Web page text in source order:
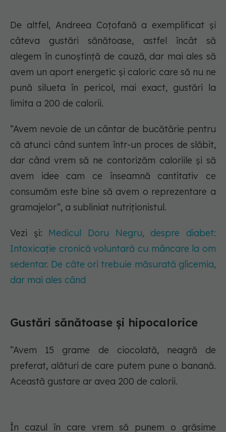
De altfel, Andreea Coțofană a exemplificat și
câteva gustări sănătoase, astfel încât să
alegem în cunoștință de cauză, dar mai ales să
avem un aport energetic și caloric care să nu ne
pună silueta în pericol, mai exact, gustări la
limita a 200 de calorii.
”Avem nevoie de un cântar de bucătărie pentru
că atunci când suntem într-un proces de slăbit,
dar când vrem să ne contorizăm caloriile și să
avem idee cam ce înseamnă cantitativ ce
consumăm este bine să avem o reprezentare a
gramajelor”, a subliniat nutriționistul.
Vezi și: Medicul Doru Negru, despre diabet:
Intoxicație cronică voluntară cu mâncare la om
sedentar. De câte ori trebuie măsurată glicemia,
dar mai ales când
Gustări sănătoase și hipocalorice
”Avem 15 grame de ciocolată, neagră de
preferat, alături de care putem pune o banană.
Această gustare ar avea 200 de calorii.
În cazul în care vrem să punem o grăsime